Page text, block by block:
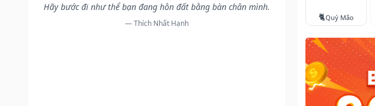
Hãy bước đi như thể bạn đang hôn đất bằng bàn chân mình.
— Thích Nhất Hạnh
🐈Quý Mão